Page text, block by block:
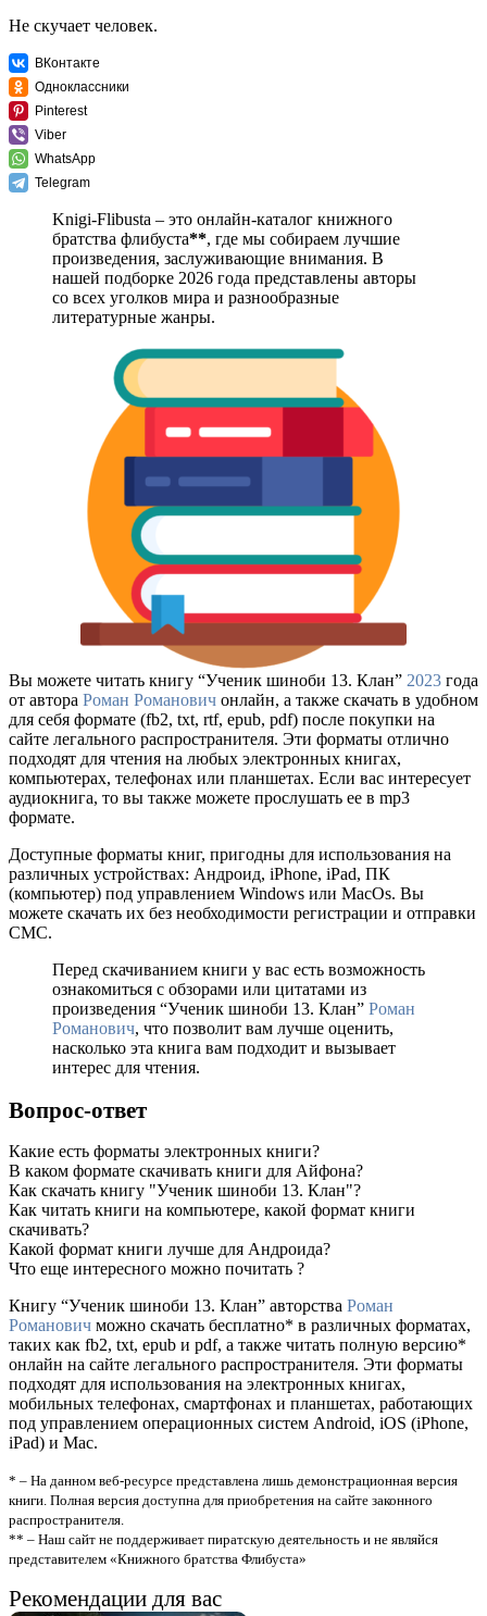
Не скучает человек.
ВКонтакте
Одноклассники
Pinterest
Viber
WhatsApp
Telegram
Knigi-Flibusta – это онлайн-каталог книжного
братства флибуста**, где мы собираем лучшие
произведения, заслуживающие внимания. В
нашей подборке 2026 года представлены авторы
со всех уголков мира и разнообразные
литературные жанры.
Вы можете читать книгу “Ученик шиноби 13. Клан” 2023 года
от автора Роман Романович онлайн, а также скачать в удобном
для себя формате (fb2, txt, rtf, epub, pdf) после покупки на
сайте легального распространителя. Эти форматы отлично
подходят для чтения на любых электронных книгах,
компьютерах, телефонах или планшетах. Если вас интересует
аудиокнига, то вы также можете прослушать ее в mp3
формате.
Доступные форматы книг, пригодны для использования на
различных устройствах: Андроид, iPhone, iPad, ПК
(компьютер) под управлением Windows или MacOs. Вы
можете скачать их без необходимости регистрации и отправки
СМС.
Перед скачиванием книги у вас есть возможность
ознакомиться с обзорами или цитатами из
произведения “Ученик шиноби 13. Клан” Роман
Романович, что позволит вам лучше оценить,
насколько эта книга вам подходит и вызывает
интерес для чтения.
Вопрос-ответ
Какие есть форматы электронных книги?
В каком формате скачивать книги для Айфона?
Как скачать книгу "Ученик шиноби 13. Клан"?
Как читать книги на компьютере, какой формат книги
скачивать?
Какой формат книги лучше для Андроида?
Что еще интересного можно почитать ?
Книгу “Ученик шиноби 13. Клан” авторства Роман
Романович можно скачать бесплатно* в различных форматах,
таких как fb2, txt, epub и pdf, а также читать полную версию*
онлайн на сайте легального распространителя. Эти форматы
подходят для использования на электронных книгах,
мобильных телефонах, смартфонах и планшетах, работающих
под управлением операционных систем Android, iOS (iPhone,
iPad) и Mac.
* – На данном веб-ресурсе представлена лишь демонстрационная версия
книги. Полная версия доступна для приобретения на сайте законного
распространителя.
** – Наш сайт не поддерживает пиратскую деятельность и не являйся
представителем «Книжного братства Флибуста»
Рекомендации для вас